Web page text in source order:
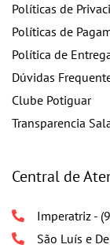
Políticas de
Políticas de
Política de
Dúvidas
Clube Potiguar
Transparencia
Central de
Imperatriz -
São Luís e